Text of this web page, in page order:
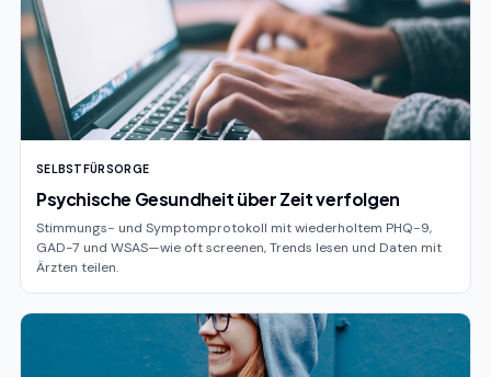
SELBSTFÜRSORGE
Psychische Gesundheit über Zeit verfolgen
Stimmungs- und Symptomprotokoll mit wiederholtem PHQ-9,
GAD-7 und WSAS—wie oft screenen, Trends lesen und Daten mit
Ärzten teilen.